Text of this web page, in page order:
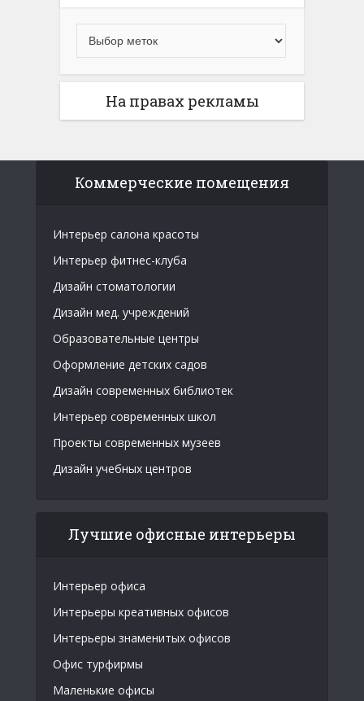
На правах рекламы
Коммерческие помещения
Интерьер салона красоты
Интерьер фитнес-клуба
Дизайн стоматологии
Дизайн мед. учреждений
Образовательные центры
Оформление детских садов
Дизайн современных библиотек
Интерьер современных школ
Проекты современных музеев
Дизайн учебных центров
Лучшие офисные интерьеры
Интерьер офиса
Интерьеры креативных офисов
Интерьеры знаменитых офисов
Офис турфирмы
Маленькие офисы